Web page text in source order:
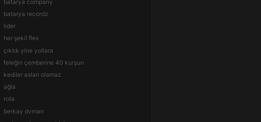
batarya company
batarya recordz
lider
her şekil flex
çıktık yine yollara
feleğin çemberine 40 kurşun
kediler aslan olamaz
ağla
rota
berkay dvman